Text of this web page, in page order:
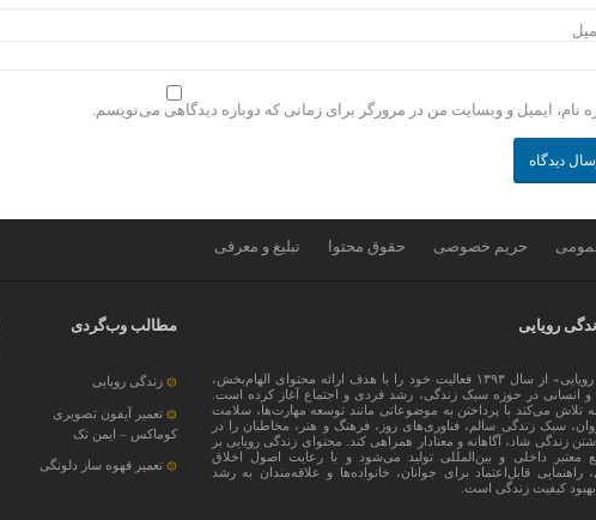
نام، ایمیل و وبسایت من در مرورگر برای زمانی که دوباره دیدگاهی می‌نویسم.
حریم خصوصی حقوق محتوا تبلیغ و معرفی
رویایی
«زندگی رویایی» از سال ۱۳۹۳ فعالیت خود را با هدف ارائه محتوای الهام‌بخش،
و انسانی در حوزه سبک زندگی، رشد فردی و اجتماع آغاز کرده است.
تلاش می‌کند با پرداختن به موضوعاتی مانند توسعه مهارت‌ها، سلامت
سبک زندگی سالم، فناوری‌های روز، فرهنگ و هنر، مخاطبان را در
زندگی شاد، آگاهانه و معنادار همراهی کند. محتوای زندگی رویایی بر
معتبر داخلی و بین‌المللی تولید می‌شود و با رعایت اصول اخلاق
راهنمایی قابل‌اعتماد برای جوانان، خانواده‌ها و علاقه‌مندان به رشد
کیفیت زندگی است.
مطالب وب‌گردی
زندگی رویایی
تعمیر آیفون تصویری
کوماکس – ایمن تک
تعمیر قهوه ساز دلونگی